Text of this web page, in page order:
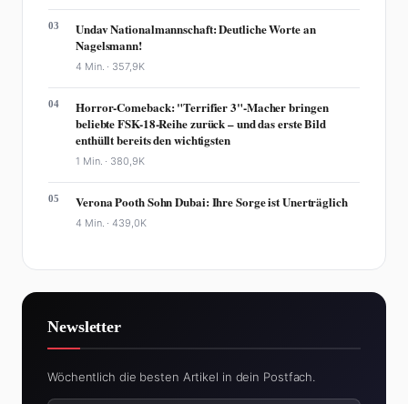
03
Undav Nationalmannschaft: Deutliche Worte an
Nagelsmann!
4 Min. · 357,9K
04
Horror-Comeback: "Terrifier 3"-Macher bringen
beliebte FSK-18-Reihe zurück – und das erste Bild
enthüllt bereits den wichtigsten
1 Min. · 380,9K
05 Verona Pooth Sohn Dubai: Ihre Sorge ist Unerträglich
4 Min. ·439,0K
Newsletter
Wöchentlich die besten Artikel in dein Postfach.